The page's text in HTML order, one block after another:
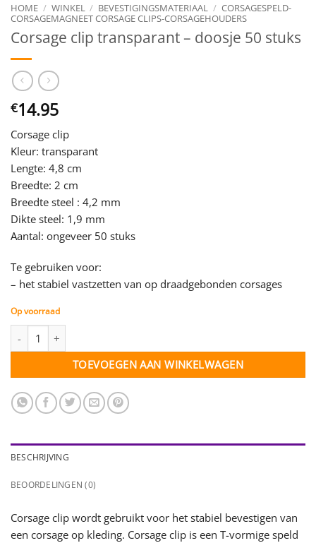
HOME / WINKEL / BEVESTIGINGSMATERIAAL / CORSAGESPELD-
CORSAGEMAGNEET CORSAGE CLIPS-CORSAGEHOUDERS
Corsage clip transparant – doosje 50 stuks
€14.95
Corsage clip
Kleur: transparant
Lengte: 4,8 cm
Breedte: 2 cm
Breedte steel : 4,2 mm
Dikte steel: 1,9 mm
Aantal: ongeveer 50 stuks
Te gebruiken voor:
– het stabiel vastzetten van op draadgebonden corsages
Op voorraad
TOEVOEGEN AAN WINKELWAGEN
BESCHRIJVING
BEOORDELINGEN (0)
Corsage clip wordt gebruikt voor het stabiel bevestigen van
een corsage op kleding. Corsage clip is een T-vormige speld